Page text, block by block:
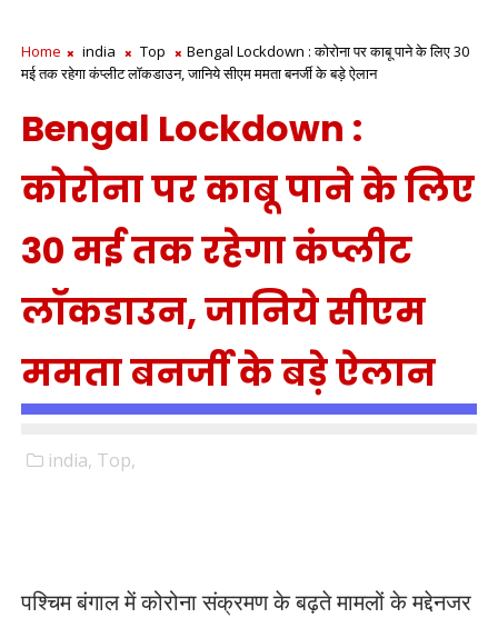
Home india Top
Bengal Lockdown : कोरोना पर काबू पाने के लिए 30
मई तक रहेगा कंप्लीट लॉकडाउन, जानिये सीएम ममता बनर्जी के बड़े ऐलान
Bengal Lockdown :
कोरोना पर काबू पाने के लिए
30 मई तक रहेगा कंप्लीट
लॉकडाउन, जानिये सीएम
ममता बनर्जी के बड़े ऐलान
india, Top,
पश्चिम बंगाल में कोरोना संक्रमण के बढ़ते मामलों के मद्देनजर